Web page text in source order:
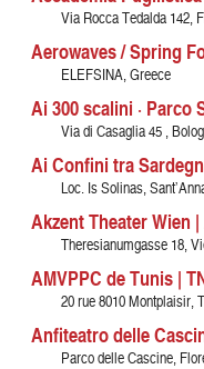
Via Rocca Tedalda 142,
Aerowaves / Spring
ELEFSINA, Greece
Ai 300 scalini · Parco
Via di Casaglia 45 ,
Ai Confini tra
Loc. Is Solinas,
Akzent Theater Wien
Theresianumgasse 18,
AMVPPC de Tunis |
20 rue 8010 Montplaisir,
Anfiteatro delle
Parco delle Cascine,